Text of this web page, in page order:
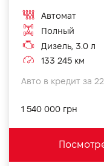
Автомат
Полный
Дизель, 3.0 л
133 245 км
Авто в кредит за
1 540 000 грн